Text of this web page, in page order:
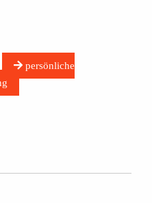
persönliche